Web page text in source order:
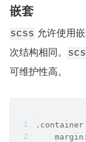
嵌套
scss 允许使用
次结构相同。
可维护性高。